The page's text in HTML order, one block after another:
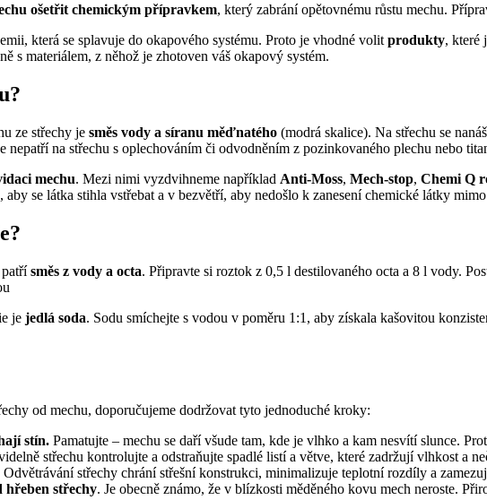
ošetřit chemickým přípravkem, který zabrání opětovnému růstu mechu.
která se splavuje do okapového systému. Proto je vhodné volit produkty, které
s materiálem, z něhož je zhotoven váš okapový systém.
ze střechy je směs vody a síranu měďnatého (modrá skalice). Na střechu se
nepatří na střechu s oplechováním či odvodněním z pozinkovaného plechu nebo
mechu. Mezi nimi vyzdvihneme například Anti-Moss, Mech-stop, Chemi Q
se látka stihla vstřebat a v bezvětří, aby nedošlo k zanesení chemické látky
směs z vody a octa. Připravte si roztok z 0,5 l destilovaného octa a 8 l vody.
je jedlá soda. Sodu smíchejte s vodou v poměru 1:1, aby získala kašovitou
od mechu, doporučujeme dodržovat tyto jednoduché kroky:
stín. Pamatujte – mechu se daří všude tam, kde je vlhko a kam nesvítí slunce.
střechu kontrolujte a odstraňujte spadlé listí a větve, které zadržují vlhkost a
Odvětrávání střechy chrání střešní konstrukci, minimalizuje teplotní rozdíly a
hřeben střechy. Je obecně známo, že v blízkosti měděného kovu mech neroste.